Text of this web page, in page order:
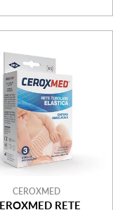
CEROXMED
RETE